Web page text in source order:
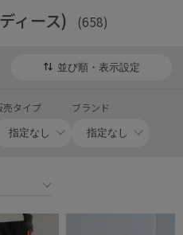
ィース) (658)
並び順・表示設定
売タイプ ブランド